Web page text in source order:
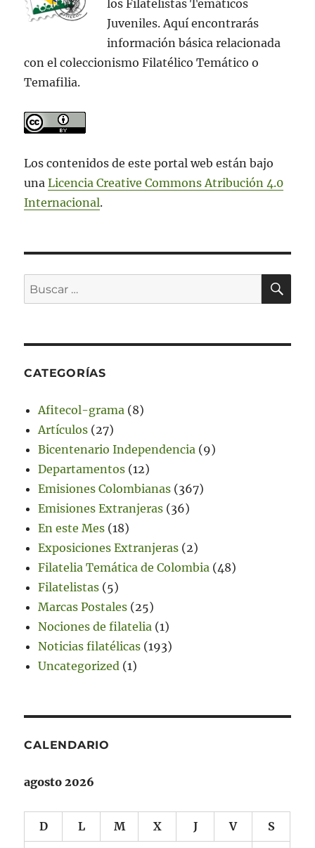
los Filatelistas Temáticos
Juveniles. Aquí encontrarás
información básica relacionada
con el coleccionismo Filatélico Temático o
Temafilia.
Los contenidos de este portal web están bajo
unaLicencia Creative Commons Atribución 4.0
Internacional.
Buscar
por:
CATEGORÍAS
Afitecol-grama (8)
Artículos (27)
Bicentenario Independencia (9)
Departamentos (12)
Emisiones Colombianas (367)
Emisiones Extranjeras (36)
En este Mes (18)
Exposiciones Extranjeras (2)
Filatelia Temática de Colombia (48)
Filatelistas (5)
Marcas Postales (25)
Nociones de filatelia (1)
Noticias filatélicas (193)
Uncategorized (1)
CALENDARIO
agosto 2026
D L M X J V S